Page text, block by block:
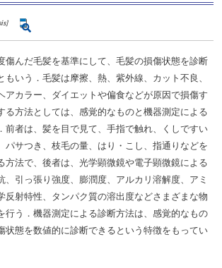
傷んだ毛髪を基準にして、毛髪の損傷状態を診断
もいう．毛髪は摩擦、熱、紫外線、カット不良、
アカラー、ダイエットや偏食などが原因で損傷す
る方法としては、感覚的なものと機器測定による
前者は、髪を目で見て、手指で触れ、くしですい
パサつき、枝毛の量、はり・こし、指通りなどを
方法で、後者は、光学顕微鏡や電子顕微鏡による
、引っ張り強度、膨潤度、アルカリ溶解度、アミ
反射特性、タンパク質の溶出度などさまざまな物
行う．機器測定による診断方法は、感覚的なもの
状態を数値的に診断できるという特徴をもってい